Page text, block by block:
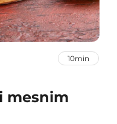
10min
mesnim